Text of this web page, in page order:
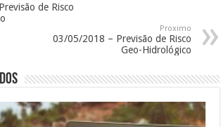
de Risco
Proximo
03/05/2018 – Previsão de Risco
Geo-Hidrológico